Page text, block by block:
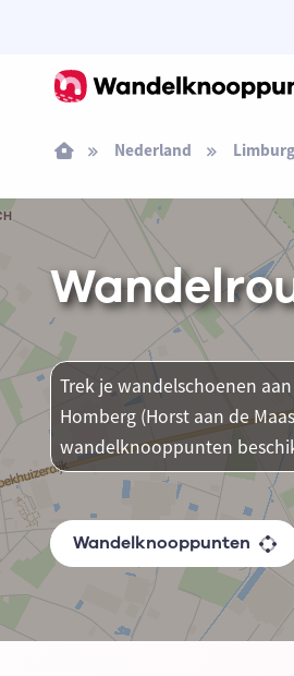
Nederland Limburg
Trek je wandelschoenen
Homberg (Horst aan de
wandelknooppunten
Wandelknooppunten